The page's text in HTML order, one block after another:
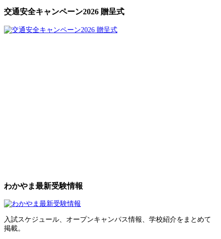
交通安全キャンペーン2026 贈呈式
わかやま最新受験情報
入試スケジュール、オープンキャンパス情報、学校紹介をまとめて
掲載。